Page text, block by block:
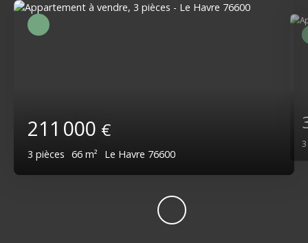
211 000 €
3 pièces 66 m² Le Havre 76600
3